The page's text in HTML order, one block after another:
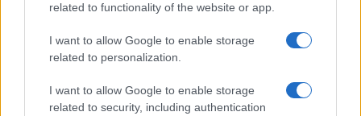
related to functionality of the website or app.
I want to allow Google to enable storage
related to personalization.
I want to allow Google to enable storage
related to security, including authentication
Continua a leggere